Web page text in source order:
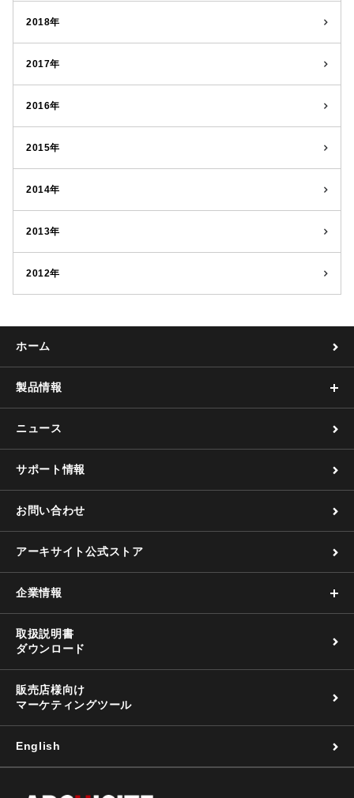
2018年
2017年
2016年
2015年
2014年
2013年
2012年
ホーム
製品情報
ニュース
サポート情報
お問い合わせ
アーキサイト公式ストア
企業情報
取扱説明書
ダウンロード
販売店様向け
マーケティングツール
English